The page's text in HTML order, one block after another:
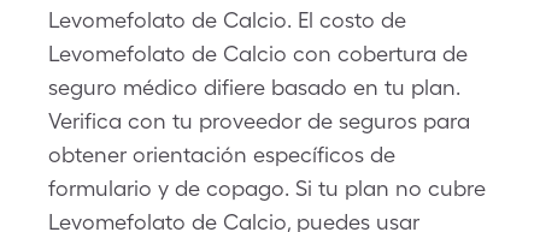
Levomefolato de Calcio. El costo de
Levomefolato de Calcio con cobertura de
seguro médico difiere basado en tu plan.
Verifica con tu proveedor de seguros para
obtener orientación específicos de
formulario y de copago. Si tu plan no cubre
Levomefolato de Calcio, puedes usar